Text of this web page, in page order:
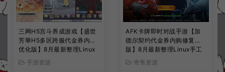
三网H5宫斗养成游戏【盛世
芳華H5多区跨服代金券内购
优化版】8月最新整理Linux
手工服务端+CDK授权后台
+全资源安卓+详细搭建教程
手游资源
AFK卡牌即时对战手游【加
德尔契约代金券内购修复
版】8月最新整理Linux手工
服务端+前后端全套源码+CD
K授权后台+安卓苹果双端
寄售资源